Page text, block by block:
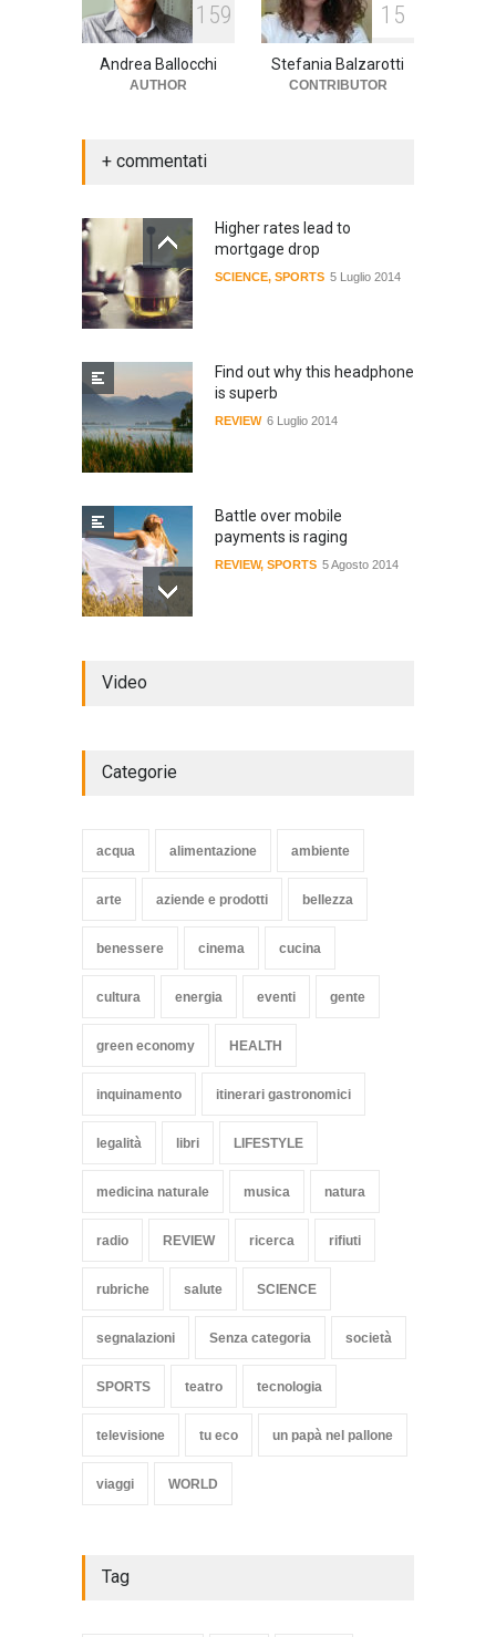
1 59
Andrea Ballocchi
AUTHOR
1 5
Stefania Balzarotti
CONTRIBUTOR
+ commentati
Higher rates lead to
mortgage drop
SCIENCE, SPORTS 5 Luglio 2014
Find out why this headphone
is superb
REVIEW 6 Luglio 2014
Battle over mobile
payments is raging
REVIEW, SPORTS 5 Agosto 2014
HEALTH 15 Novembre 2014
Video
Categorie
acqua alimentazione ambiente
arte aziende e prodotti bellezza
benessere cinema cucina
cultura energia eventi gente
green economy HEALTH
inquinamento itinerari gastronomici
legalità libri LIFESTYLE
medicina naturale musica natura
radio REVIEW ricerca rifiuti
rubriche salute SCIENCE
segnalazioni Senza categoria società
SPORTS teatro tecnologia
televisione tu eco un papà nel pallone
viaggi WORLD
Tag